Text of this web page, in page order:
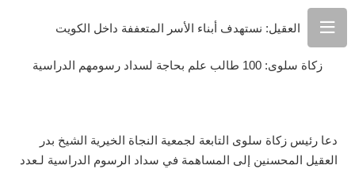
العقيل: نستهدف أبناء الأسر المتعففة داخل الكويت
زكاة سلوى: 100 طالب علم بحاجة لسداد رسومهم الدراسية
دعا رئيس زكاة سلوى التابعة لجمعية النجاة الخيرية الشيخ بدر
العقيل المحسنين إلى المساهمة في سداد الرسوم الدراسية لـعدد